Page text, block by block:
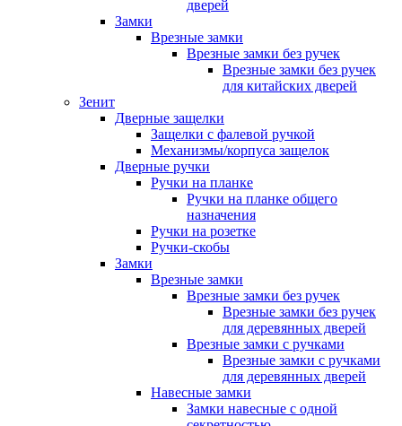
дверей
Замки
Врезные замки
Врезные замки без ручек
Врезные замки без ручек
для китайских дверей
Зенит
Дверные защелки
Защелки с фалевой ручкой
Механизмы/корпуса защелок
Дверные ручки
Ручки на планке
Ручки на планке общего
назначения
Ручки на розетке
Ручки-скобы
Замки
Врезные замки
Врезные замки без ручек
Врезные замки без ручек
для деревянных дверей
Врезные замки с ручками
Врезные замки с ручками
для деревянных дверей
Навесные замки
Замки навесные с одной